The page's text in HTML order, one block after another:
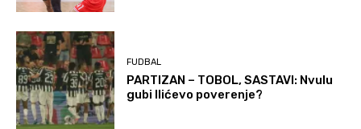
FUDBAL
PARTIZAN – TOBOL, SASTAVI: Nvulu
gubi Ilićevo poverenje?